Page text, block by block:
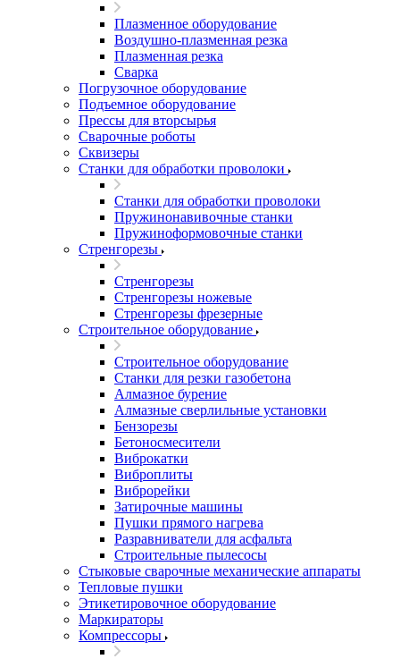
Плазменное оборудование
Воздушно-плазменная резка
Плазменная резка
Сварка
Погрузочное оборудование
Подъемное оборудование
Прессы для вторсырья
Сварочные роботы
Сквизеры
Станки для обработки проволоки
Станки для обработки проволоки
Пружинонавивочные станки
Пружиноформовочные станки
Стренгорезы
Стренгорезы
Стренгорезы ножевые
Стренгорезы фрезерные
Строительное оборудование
Строительное оборудование
Станки для резки газобетона
Алмазное бурение
Алмазные сверлильные установки
Бензорезы
Бетоносмесители
Виброкатки
Виброплиты
Виброрейки
Затирочные машины
Пушки прямого нагрева
Разравниватели для асфальта
Строительные пылесосы
Стыковые сварочные механические аппараты
Тепловые пушки
Этикетировочное оборудование
Маркираторы
Компрессоры